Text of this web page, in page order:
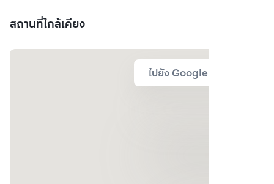
สถานที่ใกล้เคียง
ไปยัง Google Map